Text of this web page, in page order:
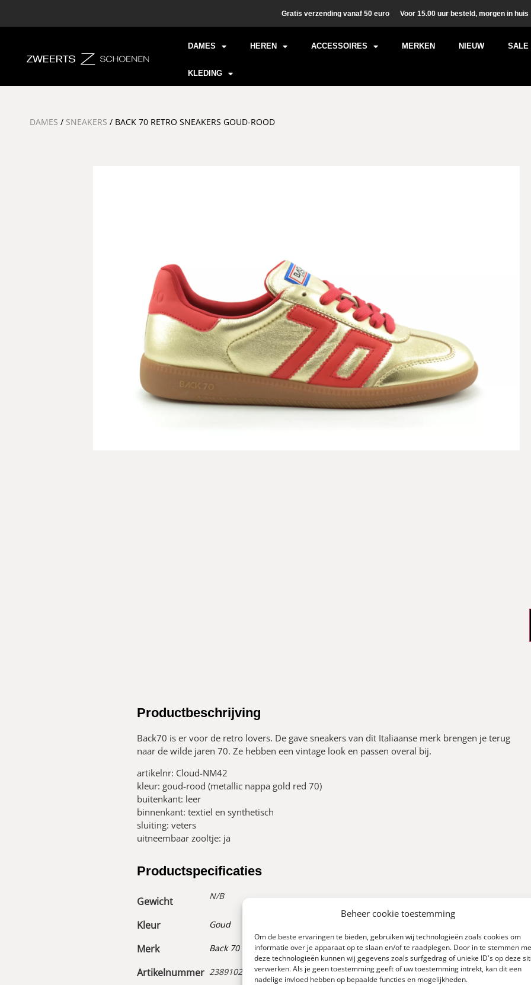
Beheer cookie toestemming
Om de beste ervaringen te bieden, gebruiken wij technologieën zoals cookies om
informatie over je apparaat op te slaan en/of te raadplegen. Door in te stemmen
deze technologieën kunnen wij gegevens zoals surfgedrag of unieke ID's op deze
verwerken. Als je geen toestemming geeft of uw toestemming intrekt, kan dit een
nadelige invloed hebben op bepaalde functies en mogelijkheden.
Gratis verzending vanaf 50 euro Voor 15.00 uur besteld, morgen in huis
DAMES HEREN ACCESSOIRES MERKEN NIEUW SALE
KLEDING
DAMES / SNEAKERS / BACK 70 RETRO SNEAKERS GOUD-ROOD
Productbeschrijving
Back70 is er voor de retro lovers. De gave sneakers van dit Italiaanse merk brengen je terug
naar de wilde jaren 70. Ze hebben een vintage look en passen overal bij.
artikelnr: Cloud-NM42
kleur: goud-rood (metallic nappa gold red 70)
buitenkant: leer
binnenkant: textiel en synthetisch
sluiting: veters
uitneembaar zooltje: ja
Productspecificaties
Gewicht N/B
Kleur Goud
Merk Back 70
Artikelnummer 238910231000